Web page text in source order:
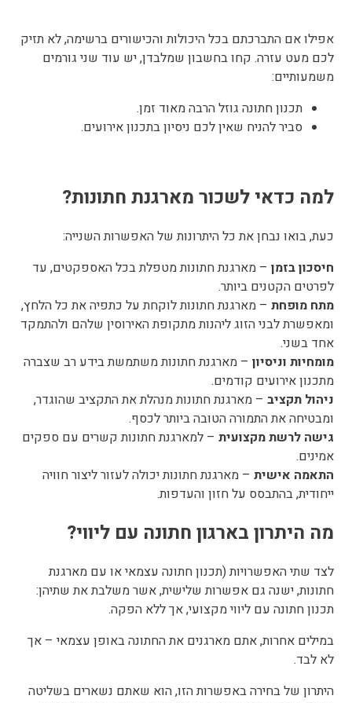
אם התברכתם בכל היכולות והכישורים ברשימה, לא תזיק
מעט עזרה. קחו בחשבון שמלבדן, יש עוד שני גורמים
תכנון חתונה גוזל הרבה מאוד זמן.
סביר להניח שאין לכם ניסיון בתכנון אירועים.
כדאי לשכור מארגנת חתונות?
בואו נבחן את כל היתרונות של האפשרות השנייה:
בזמן– מארגנת חתונות מטפלת בכל האספקטים, עד
הקטנים ביותר.
מופחת– מארגנת חתונות לוקחת על כתפיה את כל הלחץ,
לבני הזוג ליהנות מתקופת האירוסין שלהם ולהתמקד
בשני.
וניסיון– מארגנת חתונות משתמשת בידע רב שצברה
אירועים קודמים.
תקציב– מארגנת חתונות מנהלת את התקציב שהוגדר,
את התמורה הטובה ביותר לכסף.
לרשת מקצועית– למארגנת חתונות קשרים עם ספקים
אישית– מארגנת חתונות יכולה לעזור ליצור חוויה
בהתבסס על חזון והעדפות.
היתרון בארגון חתונה עם ליווי?
שתי האפשרויות (תכנון חתונה עצמאי או עם מארגנת
ישנה גם אפשרות שלישית, אשר משלבת את שתיהן:
חתונה עם ליווי מקצועי, אך ללא הפקה.
אחרות, אתם מארגנים את החתונה באופן עצמאי – אך
לבד.
של בחירה באפשרות הזו, הוא שאתם נשארים בשליטה